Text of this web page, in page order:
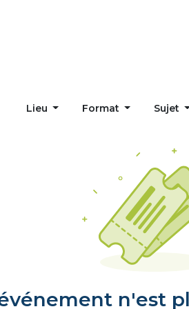
Lieu Format Sujet
n'est